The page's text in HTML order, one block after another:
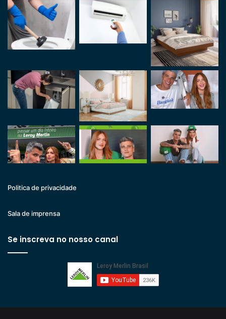
Politica de privacidade
Sala de imprensa
Se inscreva no nosso canal